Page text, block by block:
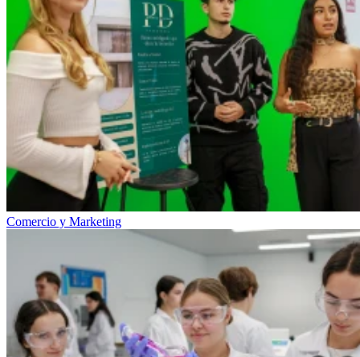
Comercio y Marketing